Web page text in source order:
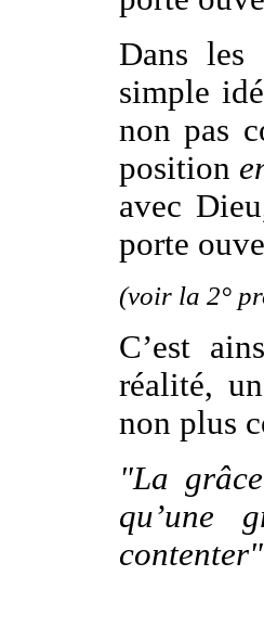
Dans les
simple
non pas
position
avec
porte
(voir la 2°
C’est
réalité,
non plus
"La
qu’une